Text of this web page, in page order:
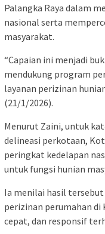
Palangka Raya dalam
nasional serta
masyarakat.
“Capaian ini menjadi
mendukung program
layanan perizinan
(21/1/2026).
Menurut Zaini, untuk
delineasi perkotaan,
peringkat kedelapan
untuk fungsi hunian
Ia menilai hasil
perizinan perumahan di
cepat, dan responsif